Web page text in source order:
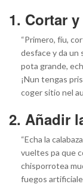
1. Cortar
“Primero, fíu,
desface y da un
pota grande,
¡Nun tengas
coger sitio nel
2. Añadir
“Echa la
vueltes pa que
chisporrotea
fuegos